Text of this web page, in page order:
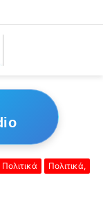
Φούσα!
Πολιτικά
Πολιτικά,